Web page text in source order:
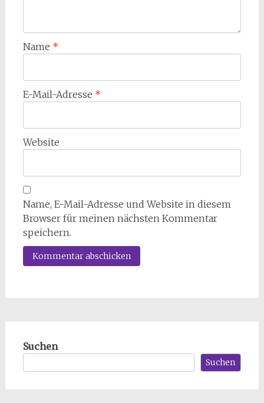
Name *
E-Mail-Adresse *
Website
Name, E-Mail-Adresse und Website in diesem
Browser für meinen nächsten Kommentar
speichern.
Suchen
Suchen